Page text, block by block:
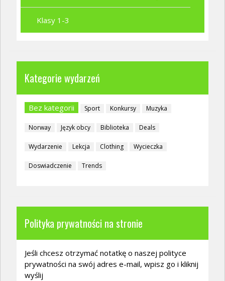
Klasy 1-3
Kategorie wydarzeń
Bez kategorii Sport Konkursy Muzyka
Norway Język obcy Biblioteka Deals
Wydarzenie Lekcja Clothing Wycieczka
Doswiadczenie Trends
Polityka prywatności na stronie
Jeśli chcesz otrzymać notatkę o naszej polityce
prywatności na swój adres e-mail, wpisz go i kliknij
wyślij